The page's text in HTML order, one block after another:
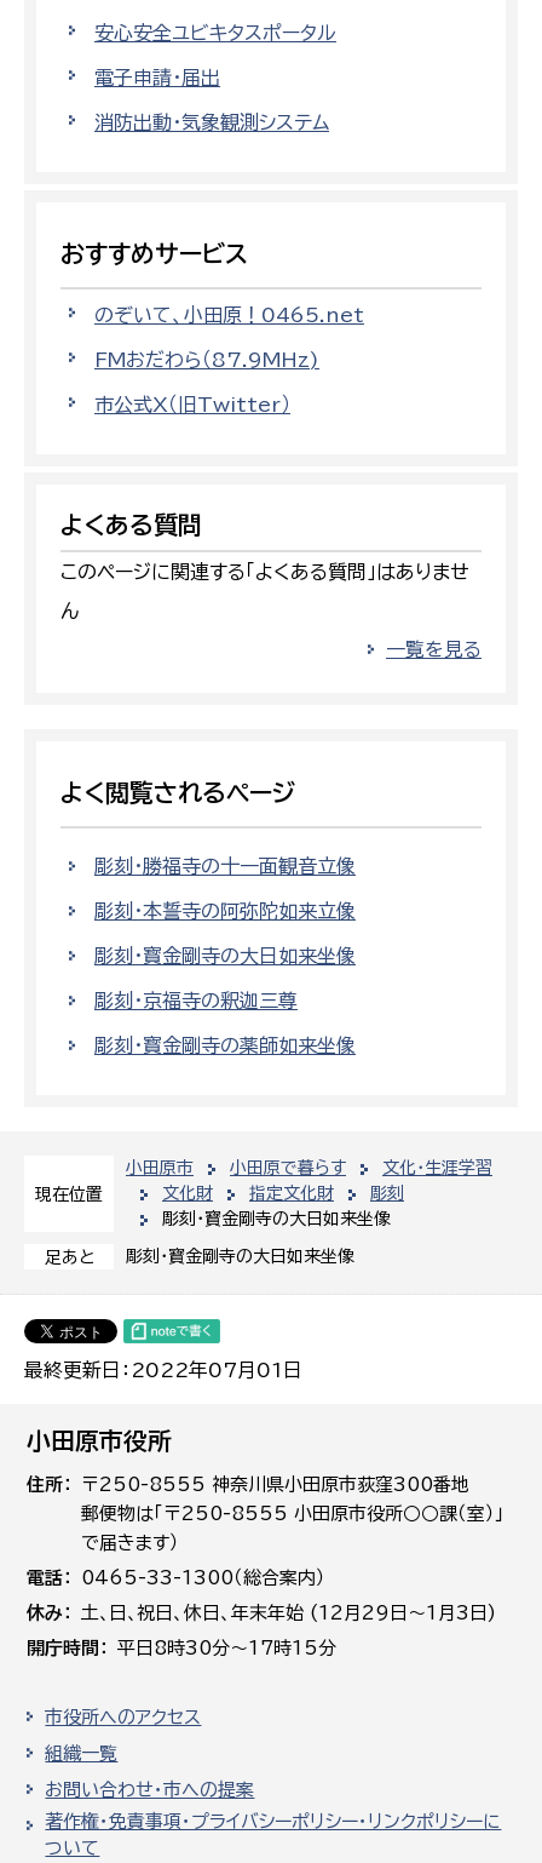
現在位置
小田原市 小田原で暮らす
文化・生涯学習
文化財
指定文化財
彫刻
彫刻・寳金剛寺の大日如来坐像
足あと 彫刻・寳金剛寺の大日如来坐像
最終更新日：2022年07月01日
安心安全ユビキタスポータル
電子申請・届出
消防出動・気象観測システム
おすすめサービス
のぞいて、小田原！0465.net
FMおだわら（87.9MHz)
市公式X（旧Twitter）
よくある質問
このページに関連する「よくある質問」はありませ
ん
一覧を見る
よく閲覧されるページ
彫刻・勝福寺の十一面観音立像
彫刻・本誓寺の阿弥陀如来立像
彫刻・寳金剛寺の大日如来坐像
彫刻・京福寺の釈迦三尊
彫刻・寳金剛寺の薬師如来坐像
小田原市役所
住所
〒250-8555 神奈川県小田原市荻窪300番地
郵便物は「〒250-8555 小田原市役所○○課（室）」
で届きます）
電話
0465-33-1300（総合案内）
休み
土､日､祝日、休日、年末年始 (12月29日～1月3日)
開庁時間
平日8時30分～17時15分
市役所へのアクセス
組織一覧
お問い合わせ・市への提案
著作権・免責事項・プライバシーポリシー・リンクポリシーに
ついて